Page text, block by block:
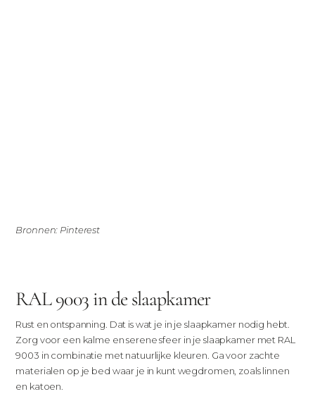
Bronnen: Pinterest
RAL 9003 in de slaapkamer
Rust en ontspanning. Dat is wat je in je slaapkamer nodig hebt.
Zorg voor een kalme en serene sfeer in je slaapkamer met RAL
9003 in combinatie met natuurlijke kleuren. Ga voor zachte
materialen op je bed waar je in kunt wegdromen, zoals linnen
en katoen.